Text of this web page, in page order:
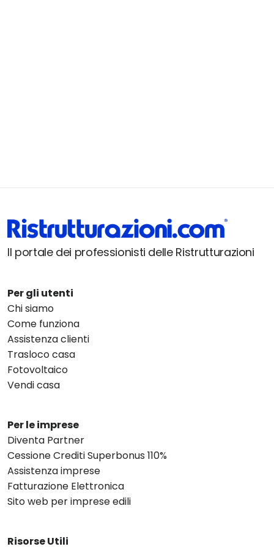
Il portale dei professionisti delle Ristrutturazioni
Per gli utenti
Chi siamo
Come funziona
Assistenza clienti
Trasloco casa
Fotovoltaico
Vendi casa
Per le imprese
Diventa Partner
Cessione Crediti Superbonus 110%
Assistenza imprese
Fatturazione Elettronica
Sito web per imprese edili
Risorse Utili